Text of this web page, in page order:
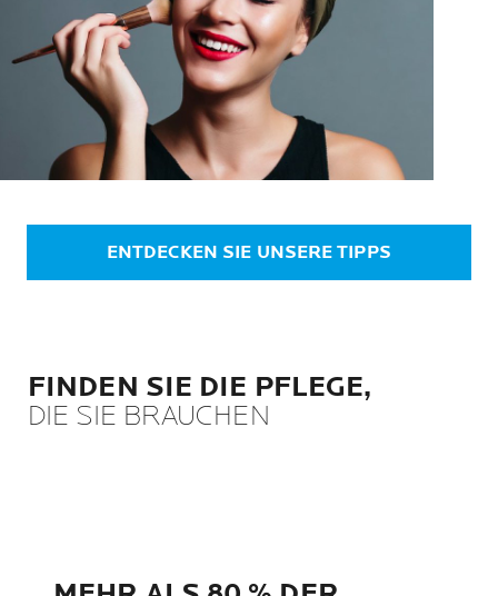
ENTDECKEN SIE UNSERE TIPPS
FINDEN SIE DIE PFLEGE,
DIE SIE BRAUCHEN